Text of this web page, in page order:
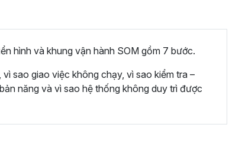
hình và khung vận hành SOM gồm 7 bước.
sao giao việc không chạy, vì sao kiểm tra –
năng và vì sao hệ thống không duy trì được